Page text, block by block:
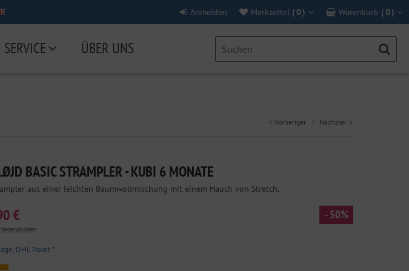
Warenkorb (0 )
Merkzettel (0 )
Anmelden
SERVICE ÜBER UNS
Vorheriger | Nächster
BASIC STRAMPLER - KUBI 6 MONATE
aus einer leichten Baumwollmischung mit einem Hauch von Stretch.
€ - 50%
Versandkosten
DHL Paket*